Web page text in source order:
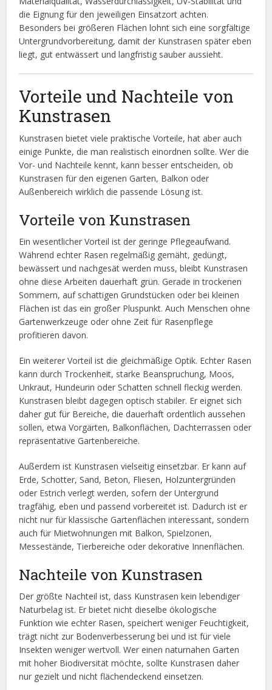
die Eignung für den jeweiligen Einsatzort achten.
Besonders bei größeren Flächen lohnt sich eine sorgfältige
Untergrundvorbereitung, damit der Kunstrasen später eben
liegt, gut entwässert und langfristig sauber aussieht.
Vorteile und Nachteile von
Kunstrasen
Kunstrasen bietet viele praktische Vorteile, hat aber auch
einige Punkte, die man realistisch einordnen sollte. Wer die
Vor- und Nachteile kennt, kann besser entscheiden, ob
Kunstrasen für den eigenen Garten, Balkon oder
Außenbereich wirklich die passende Lösung ist.
Vorteile von Kunstrasen
Ein wesentlicher Vorteil ist der geringe Pflegeaufwand.
Während echter Rasen regelmäßig gemäht, gedüngt,
bewässert und nachgesät werden muss, bleibt Kunstrasen
ohne diese Arbeiten dauerhaft grün. Gerade in trockenen
Sommern, auf schattigen Grundstücken oder bei kleinen
Flächen ist das ein großer Pluspunkt. Auch Menschen ohne
Gartenwerkzeuge oder ohne Zeit für Rasenpflege
profitieren davon.
Ein weiterer Vorteil ist die gleichmäßige Optik. Echter Rasen
kann durch Trockenheit, starke Beanspruchung, Moos,
Unkraut, Hundeurin oder Schatten schnell fleckig werden.
Kunstrasen bleibt dagegen optisch stabiler. Er eignet sich
daher gut für Bereiche, die dauerhaft ordentlich aussehen
sollen, etwa Vorgärten, Balkonflächen, Dachterrassen oder
repräsentative Gartenbereiche.
Außerdem ist Kunstrasen vielseitig einsetzbar. Er kann auf
Erde, Schotter, Sand, Beton, Fliesen, Holzuntergründen
oder Estrich verlegt werden, sofern der Untergrund
tragfähig, eben und passend vorbereitet ist. Dadurch ist er
nicht nur für klassische Gartenflächen interessant, sondern
auch für Mietwohnungen mit Balkon, Spielzonen,
Messestände, Tierbereiche oder dekorative Innenflächen.
Nachteile von Kunstrasen
Der größte Nachteil ist, dass Kunstrasen kein lebendiger
Naturbelag ist. Er bietet nicht dieselbe ökologische
Funktion wie echter Rasen, speichert weniger Feuchtigkeit,
trägt nicht zur Bodenverbesserung bei und ist für viele
Insekten weniger wertvoll. Wer einen naturnahen Garten
mit hoher Biodiversität möchte, sollte Kunstrasen daher
nur gezielt und nicht flächendeckend einsetzen.